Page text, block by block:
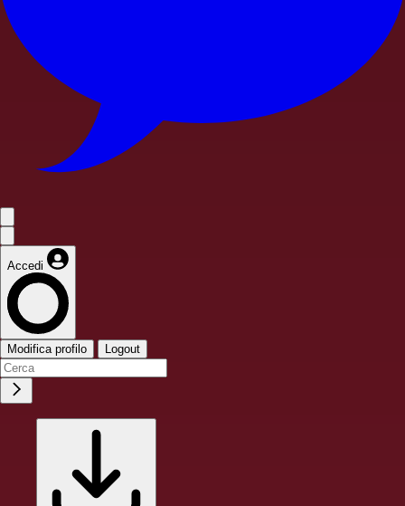
Accedi
Modifica profilo Logout